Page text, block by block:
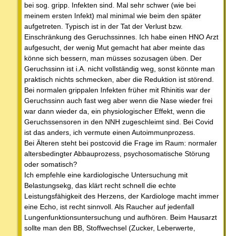
bei sog. gripp. Infekten sind. Mal sehr schwer (wie bei
meinem ersten Infekt) mal minimal wie beim den später
aufgetreten. Typisch ist in der Tat der Verlust bzw.
Einschränkung des Geruchssinnes. Ich habe einen HNO Arzt
aufgesucht, der wenig Mut gemacht hat aber meinte das
könne sich bessern, man müsses sozusagen üben. Der
Geruchssinn ist i.A. nicht vollständig weg, sonst könnte man
praktisch nichts schmecken, aber die Reduktion ist störend.
Bei normalen grippalen Infekten früher mit Rhinitis war der
Geruchssinn auch fast weg aber wenn die Nase wieder frei
war dann wieder da, ein physiologischer Effekt, wenn die
Geruchssensoren in den NNH zugeschleimt sind. Bei Covid
ist das anders, ich vermute einen Autoimmunprozess.
Bei Älteren steht bei postcovid die Frage im Raum: normaler
altersbedingter Abbauprozess, psychosomatische Störung
oder somatisch?
Ich empfehle eine kardiologische Untersuchung mit
Belastungsekg, das klärt recht schnell die echte
Leistungsfähigkeit des Herzens, der Kardiologe macht immer
eine Echo, ist recht sinnvoll. Als Raucher auf jedenfall
Lungenfunktionsuntersuchung und aufhören. Beim Hausarzt
sollte man den BB, Stoffwechsel (Zucker, Leberwerte,